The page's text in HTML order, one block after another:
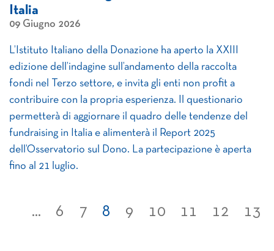
Italia
09 Giugno 2026
L’Istituto Italiano della Donazione ha aperto la XXIII
edizione dell’indagine sull’andamento della raccolta
fondi nel Terzo settore, e invita gli enti non profit a
contribuire con la propria esperienza. Il questionario
permetterà di aggiornare il quadro delle tendenze del
fundraising in Italia e alimenterà il Report 2025
dell’Osservatorio sul Dono. La partecipazione è aperta
fino al 21 luglio.
... 6 7 8 9 10 11 12 13